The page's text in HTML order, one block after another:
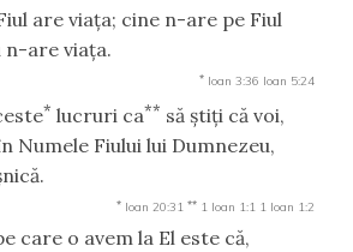
are viaţa; cine n-are pe Fiul
n-are viaţa.
* Ioan 3:36 Ioan 5:24
* lucruri ca** să ştiţi că voi,
Numele Fiului lui Dumnezeu,
* Ioan 20:31 ** 1 Ioan 1:1 1 Ioan 1:2
care o avem la El este că,